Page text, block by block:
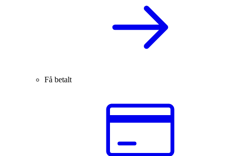
Få betalt